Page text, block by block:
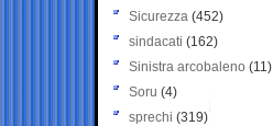
Sicurezza (452)
sindacati (162)
Sinistra arcobaleno (11)
Soru (4)
sprechi (319)